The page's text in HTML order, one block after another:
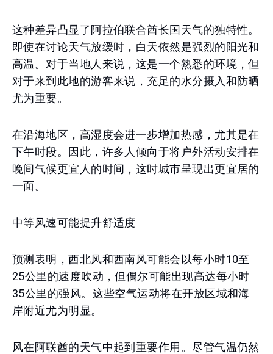
这种差异凸显了阿拉伯联合酋长国天气的独特性。
即使在讨论天气放缓时，白天依然是强烈的阳光和
高温。对于当地人来说，这是一个熟悉的环境，但
对于来到此地的游客来说，充足的水分摄入和防晒
尤为重要。
在沿海地区，高湿度会进一步增加热感，尤其是在
下午时段。因此，许多人倾向于将户外活动安排在
晚间气候更宜人的时间，这时城市呈现出更宜居的
一面。
中等风速可能提升舒适度
预测表明，西北风和西南风可能会以每小时10至
25公里的速度吹动，但偶尔可能出现高达每小时
35公里的强风。这些空气运动将在开放区域和海
岸附近尤为明显。
风在阿联酋的天气中起到重要作用。尽管气温仍然